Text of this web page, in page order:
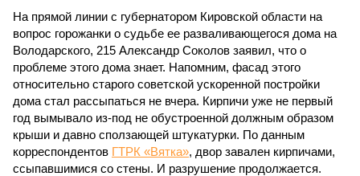
На прямой линии с губернатором Кировской области на
вопрос горожанки о судьбе ее разваливающегося дома на
Володарского, 215 Александр Соколов заявил, что о
проблеме этого дома знает. Напомним, фасад этого
относительно старого советской ускоренной постройки
дома стал рассыпаться не вчера. Кирпичи уже не первый
год вымывало из-под не обустроенной должным образом
крыши и давно сползающей штукатурки. По данным
корреспондентов ГТРК «Вятка», двор завален кирпичами,
ссыпавшимися со стены. И разрушение продолжается.